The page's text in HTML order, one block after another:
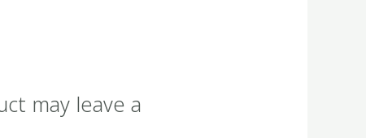
may leave a